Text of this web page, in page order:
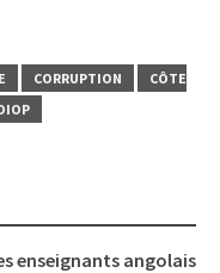
CORRUPTION
CÔTE
enseignants angolais